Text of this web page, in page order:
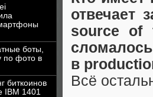
боты,
по фото в
биткоинов
IBM 1401
отвечает
source of
сломалось
в
Всё